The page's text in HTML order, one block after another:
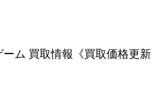
ーム 買取情報《買取価格更新